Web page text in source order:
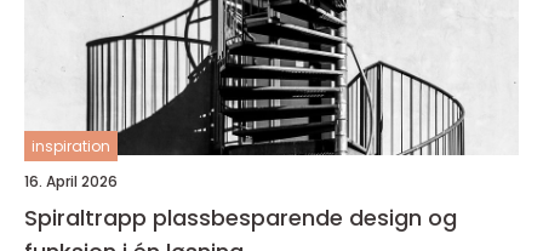
inspiration
16. April 2026
Spiraltrapp plassbesparende design og